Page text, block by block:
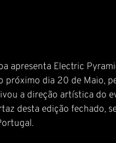
apresenta Electric
próximo dia 20 de Maio,
a direção artística do
desta edição fechado,